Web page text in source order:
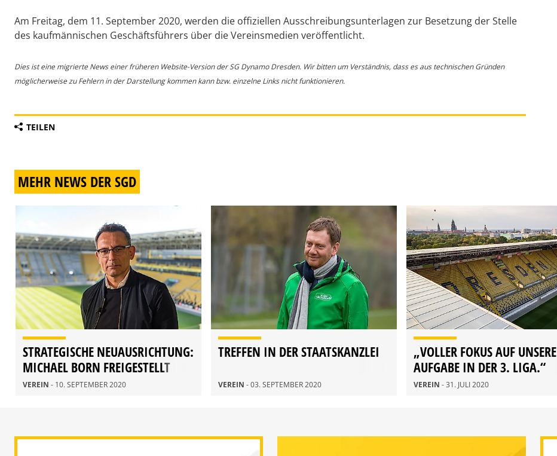
Am Freitag, dem 11. September 2020, werden die offiziellen Ausschreibungsunterlagen zur Besetzung der Stelle
des kaufmännischen Geschäftsführers über die Vereinsmedien veröffentlicht.
Dies ist eine migrierte News einer früheren Website-Version der SG Dynamo Dresden. Wir bitten um Verständnis, dass es aus technischen Gründen
möglicherweise zu Fehlern in der Darstellung kommen kann bzw. einzelne Links nicht funktionieren.
TEILEN
MEHR NEWS DER SGD
STRATEGISCHE NEUAUSRICHTUNG:
MICHAEL BORN FREIGESTELLT
VEREIN - 10. SEPTEMBER 2020
TREFFEN IN DER STAATSKANZLEI
VEREIN - 03. SEPTEMBER 2020
„VOLLER FOKUS AUF UNSERE
AUFGABE IN DER 3. LIGA.“
VEREIN - 31. JULI 2020